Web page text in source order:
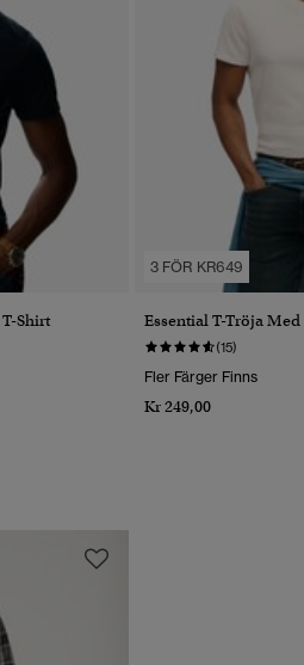
Shirt
3 FÖR KR649
Essential T-Tröja
(15)
Fler Färger Finns
Kr 249,00